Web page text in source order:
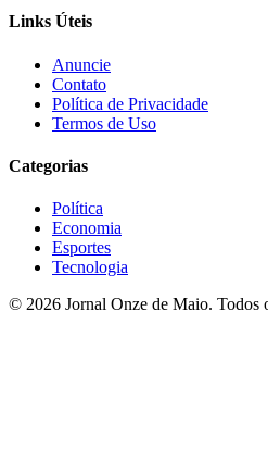
Links Úteis
Anuncie
Contato
Política de Privacidade
Termos de Uso
Categorias
Política
Economia
Esportes
Tecnologia
© 2026 Jornal Onze de Maio. Todos